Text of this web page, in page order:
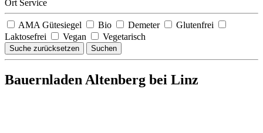
Ort Service
AMA Gütesiegel Bio Demeter
Glutenfrei
Laktosefrei
Vegan Vegetarisch
Suche zurücksetzen Suchen
Bauernladen Altenberg bei Linz